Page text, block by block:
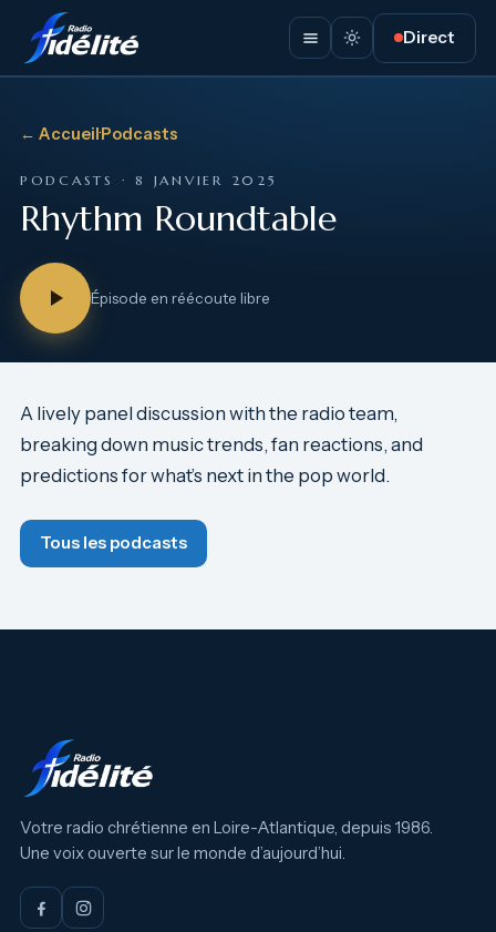
Direct
← Accueil·Podcasts
PODCASTS · 8 JANVIER 2025
Rhythm Roundtable
Épisode en réécoute libre
A lively panel discussion with the radio team,
breaking down music trends, fan reactions, and
predictions for what’s next in the pop world.
Tous les podcasts
Votre radio chrétienne en Loire-Atlantique, depuis 1986.
Une voix ouverte sur le monde d’aujourd’hui.